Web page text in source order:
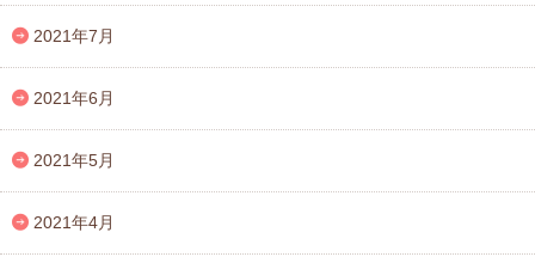
2021年7月
2021年6月
2021年5月
2021年4月